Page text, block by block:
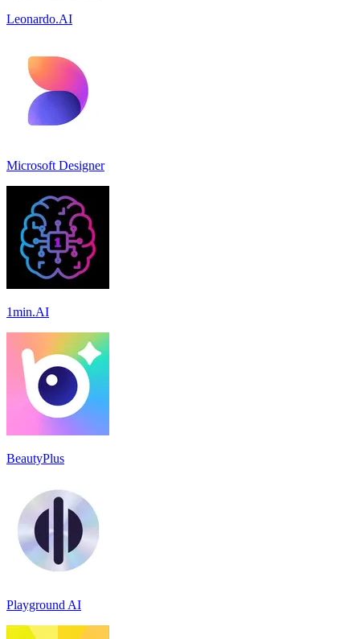
Leonardo.AI
Microsoft Designer
1min.AI
BeautyPlus
Playground AI